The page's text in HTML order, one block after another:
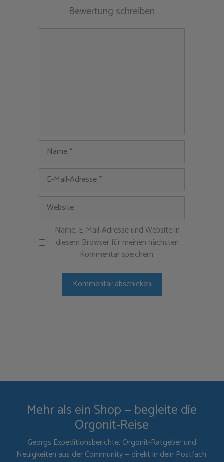
Bewertung schreiben
Name, E-Mail-Adresse und Website in
diesem Browser für meinen nächsten
Kommentar speichern.
Mehr als ein Shop — begleite die
Orgonit-Reise
Georgs Expeditionsberichte, Orgonit-Ratgeber und
Neuigkeiten aus der Community — direkt in dein Postfach.